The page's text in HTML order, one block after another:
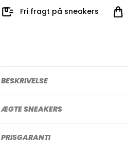
Fri fragt på sneakers
BESKRIVELSE
ÆGTE SNEAKERS
PRISGARANTI